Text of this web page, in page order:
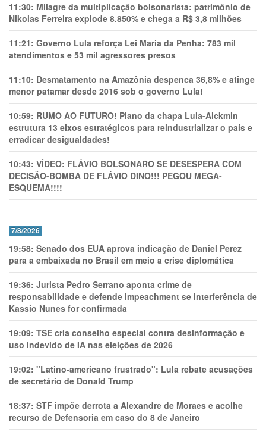
11:30: Milagre da multiplicação bolsonarista: patrimônio de
Nikolas Ferreira explode 8.850% e chega a R$ 3,8 milhões
11:21: Governo Lula reforça Lei Maria da Penha: 783 mil
atendimentos e 53 mil agressores presos
11:10: Desmatamento na Amazônia despenca 36,8% e atinge
menor patamar desde 2016 sob o governo Lula!
10:59: RUMO AO FUTURO! Plano da chapa Lula-Alckmin
estrutura 13 eixos estratégicos para reindustrializar o país e
erradicar desigualdades!
10:43: VÍDEO: FLÁVIO BOLSONARO SE DESESPERA COM
DECISÃO-BOMBA DE FLÁVIO DINO!!! PEGOU MEGA-
ESQUEMA!!!!
7/8/2026
19:58: Senado dos EUA aprova indicação de Daniel Perez
para a embaixada no Brasil em meio a crise diplomática
19:36: Jurista Pedro Serrano aponta crime de
responsabilidade e defende impeachment se interferência de
Kassio Nunes for confirmada
19:09: TSE cria conselho especial contra desinformação e
uso indevido de IA nas eleições de 2026
19:02: "Latino-americano frustrado": Lula rebate acusações
de secretário de Donald Trump
18:37: STF impõe derrota a Alexandre de Moraes e acolhe
recurso de Defensoria em caso do 8 de Janeiro